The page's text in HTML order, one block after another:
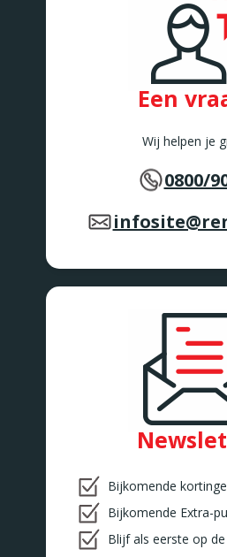
Een
Wij helpen je
0800/
Bijkomende
Bijkomende Extra-
Blijf als eerste op